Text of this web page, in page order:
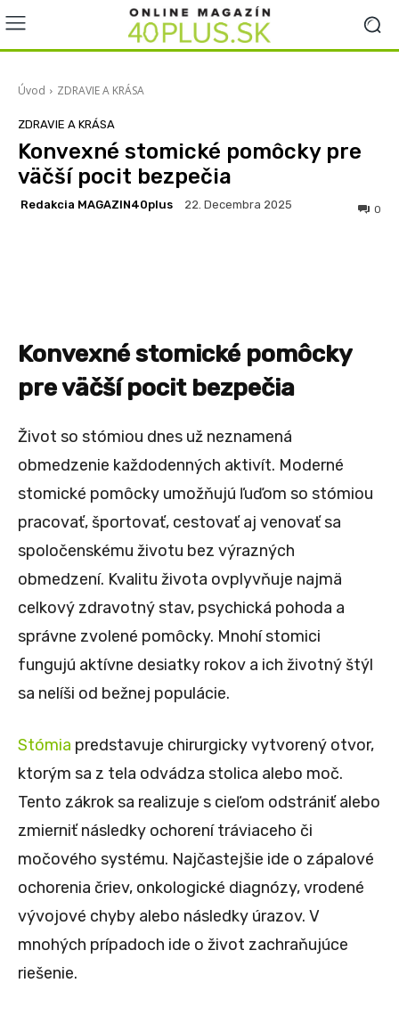
Úvod ZDRAVIE A KRÁSA
ZDRAVIE A KRÁSA
Konvexné stomické pomôcky pre
väčší pocit bezpečia
Redakcia MAGAZIN40plus 22. Decembra 2025 0
Konvexné stomické pomôcky
pre väčší pocit bezpečia
Život so stómiou dnes už neznamená
obmedzenie každodenných aktivít. Moderné
stomické pomôcky umožňujú ľuďom so stómiou
pracovať, športovať, cestovať aj venovať sa
spoločenskému životu bez výrazných
obmedzení. Kvalitu života ovplyvňuje najmä
celkový zdravotný stav, psychická pohoda a
správne zvolené pomôcky. Mnohí stomici
fungujú aktívne desiatky rokov a ich životný štýl
sa nelíši od bežnej populácie.
Stómia predstavuje chirurgicky vytvorený otvor,
ktorým sa z tela odvádza stolica alebo moč.
Tento zákrok sa realizuje s cieľom odstrániť alebo
zmierniť následky ochorení tráviaceho či
močového systému. Najčastejšie ide o zápalové
ochorenia čriev, onkologické diagnózy, vrodené
vývojové chyby alebo následky úrazov. V
mnohých prípadoch ide o život zachraňujúce
riešenie.